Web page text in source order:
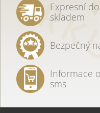
Expresní
skladem
Bezpečný
Informace
sms